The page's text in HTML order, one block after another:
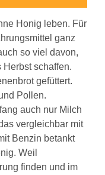
Honig leben. Für
ganz
so viel davon,
schaffen.
gefüttert.
Pollen.
auch nur Milch
vergleichbar mit
Benzin betankt
Weil
finden und im